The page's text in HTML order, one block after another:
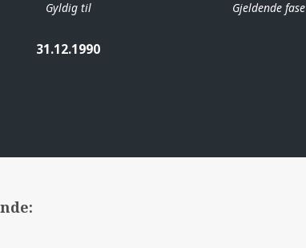
Gyldig til
31.12.1990
Gjeldende fase